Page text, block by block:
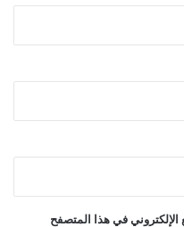
في هذا المتصفح